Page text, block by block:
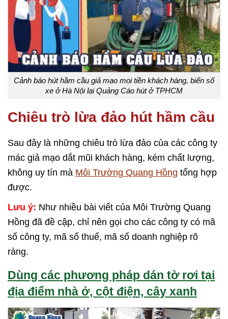
Cảnh báo hút hầm cầu giả mạo moi tiền khách hàng, biển số
xe ở Hà Nội lại Quảng Cáo hút ở TPHCM
Chiêu trò lừa đảo hút hầm cầu
Sau đây là những chiêu trò lừa đảo của các công ty
mác giả mạo dắt mũi khách hàng, kém chất lượng,
không uy tín mà Môi Trường Quang Hồng tổng hợp
được.
Lưu ý: Như nhiều bài viết của Môi Trường Quang
Hồng đã đề cập, chỉ nên gọi cho các công ty có mã
số công ty, mã số thuế, mã số doanh nghiệp rõ
ràng.
Dùng các phương pháp dán tờ rơi tại
địa điểm nhà ở, cột điện, cây xanh